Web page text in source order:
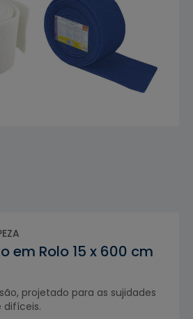
em Rolo 15 x 600 cm
projetado para as sujidades
difíceis.